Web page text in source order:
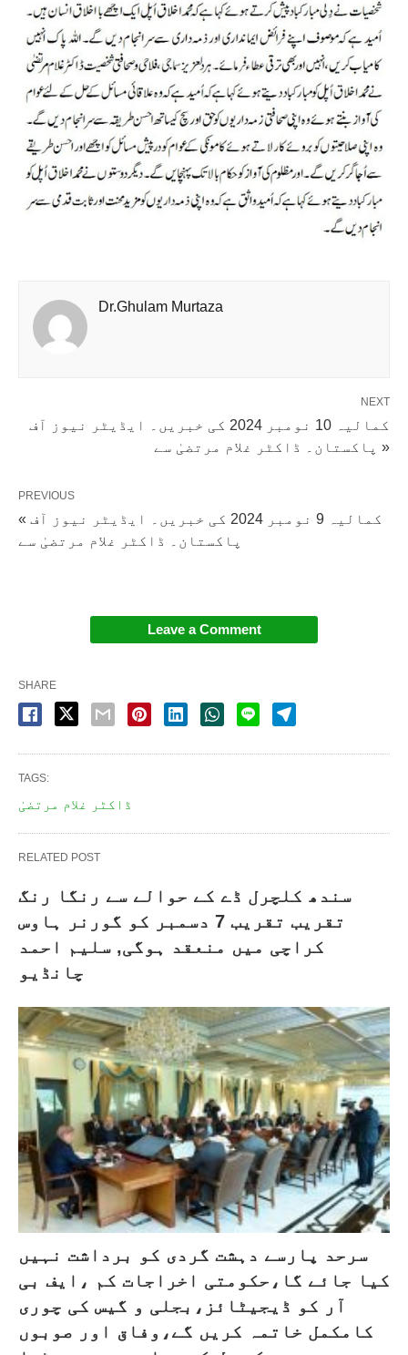
Dr.Ghulam Murtaza
NEXT
کمالیہ 10 نومبر 2024 کی خبریں۔ ایڈیٹر نیوز آف
پاکستان۔ ڈاکٹر غلام مرتضیٰ سے »
PREVIOUS
« کمالیہ 9 نومبر 2024 کی خبریں۔ ایڈیٹر نیوز آف
پاکستان۔ ڈاکٹر غلام مرتضیٰ سے
Leave a Comment
SHARE
TAGS:
ڈاکٹر غلام مرتضیٰ
RELATED POST
سندھ کلچرل ڈے کے حوالے سے رنگا رنگ
تقریب تقریب 7 دسمبر کو گورنر ہاوس
کراچی میں منعقد ہوگی, سلیم احمد
چانڈیو
سرحد پارسے دہشت گردی کو برداشت نہیں
کیا جائے گا،حکومتی اخراجات کم ،ایف بی
آر کو ڈیجیٹائز،بجلی و گیس کی چوری
کامکمل خاتمہ کریں گے،وفاق اور صوبوں